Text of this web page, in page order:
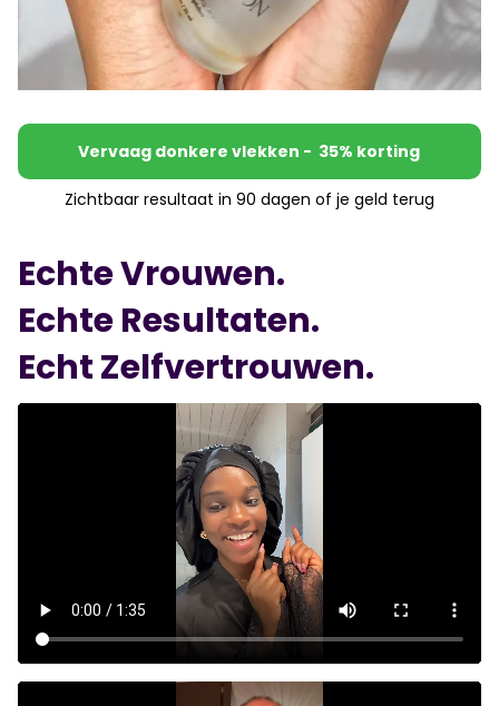
Vervaag donkere vlekken - 35% korting
Zichtbaar resultaat in 90 dagen of je geld terug
Echte Vrouwen.
Echte Resultaten.
Echt Zelfvertrouwen.